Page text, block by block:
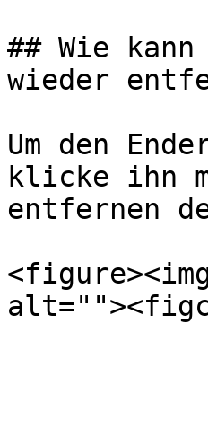
## Wie kann
wieder
Um den
klicke ihn
entfernen